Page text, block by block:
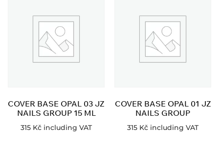
COVER BASE OPAL 03 JZ
NAILS GROUP 15 ML
315 Kč including VAT
COVER BASE OPAL 01 JZ
NAILS GROUP
315 Kč including VAT